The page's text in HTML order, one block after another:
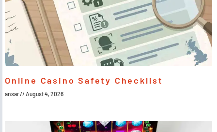
Online Casino Safety Checklist
ansar August 4, 2026